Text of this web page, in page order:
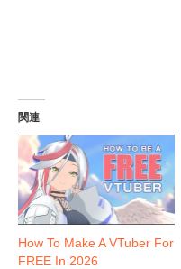
関連
How To Make A VTuber For
FREE In 2026